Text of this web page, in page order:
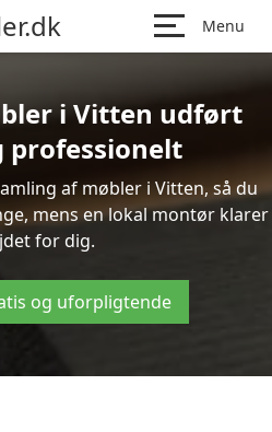
Menu
i Vitten udført
af møbler i Vitten, så du
mens en lokal montør klarer
for dig.
og uforpligtende